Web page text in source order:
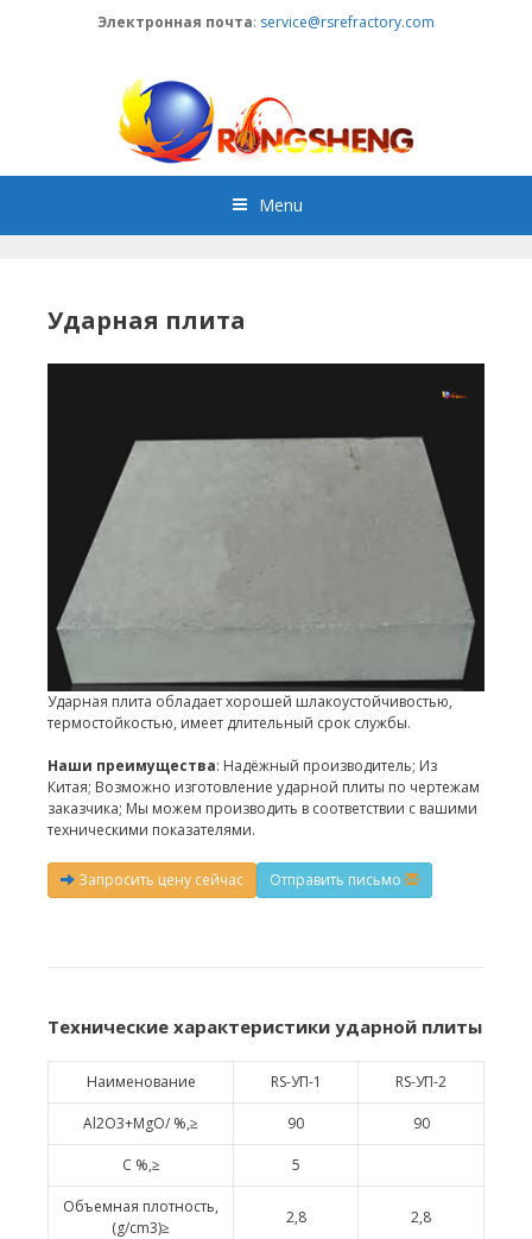
Электронная почта: service@rsrefractory.com
Menu
Ударная плита
Ударная плита обладает хорошей шлакоустойчивостью,
термостойкостью, имеет длительный срок службы.
Наши преимущества: Надёжный производитель; Из
Китая; Возможно изготовление ударной плиты по чертежам
заказчика; Мы можем производить в соответствии с вашими
техническими показателями.
Запросить цену сейчас Отправить письмо
Технические характеристики ударной плиты
Наименование RS-УП-1 RS-УП-2
Al2O3+MgO/ %,≥ 90 90
C %,≥ 5
Объемная плотность,
(g/cm3)≥
2,8 2,8